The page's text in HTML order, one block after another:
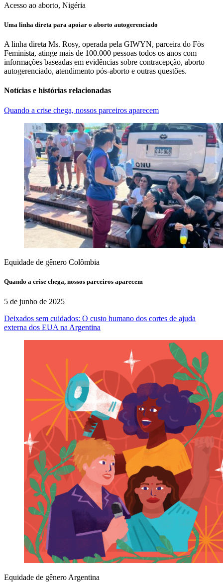
Acesso ao aborto, Nigéria
Uma linha direta para apoiar o aborto autogerenciado
A linha direta Ms. Rosy, operada pela GIWYN, parceira do Fòs
Feminista, atinge mais de 100.000 pessoas todos os anos com
informações baseadas em evidências sobre contracepção, aborto
autogerenciado, atendimento pós-aborto e outras questões.
Notícias e histórias relacionadas
Quando a crise chega, nossos parceiros aparecem
Equidade de gênero Colômbia
Quando a crise chega, nossos parceiros aparecem
5 de junho de 2025
Deixados sem cuidados: O custo humano dos cortes de ajuda
externa dos EUA na Argentina
Equidade de gênero Argentina